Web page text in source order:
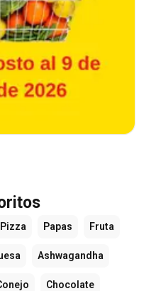
Pizza Papas Fruta
Ashwagandha
Chocolate